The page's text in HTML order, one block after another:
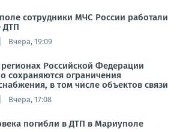
сотрудники МЧС России работали
ДТП
Вчера, 19:09
Российской Федерации
сохраняются ограничения
в том числе объектов связи
Вчера, 17:08
погибли в ДТП в Мариуполе